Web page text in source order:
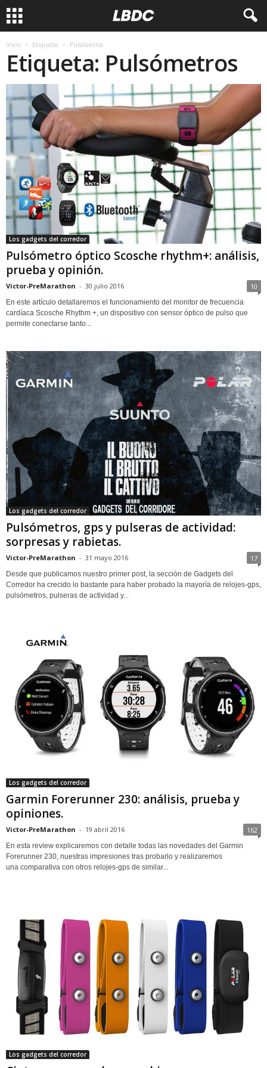
Inicio Etiquetas Pulsómetros
Etiqueta: Pulsómetros
Los gadgets del corredor
Pulsómetro óptico Scosche rhythm+: análisis,
prueba y opinión.
Victor-PreMarathon - 30 julio 2016 10
En este artículo detallaremos el funcionamiento del monitor de frecuencia
cardíaca Scosche Rhythm +, un dispositivo con sensor óptico de pulso que
permite conectarse tanto...
Los gadgets del corredor
Pulsómetros, gps y pulseras de actividad:
sorpresas y rabietas.
Victor-PreMarathon - 31 mayo 2016 17
Desde que publicamos nuestro primer post, la sección de Gadgets del
Corredor ha crecido lo bastante para haber probado la mayoría de relojes-gps,
pulsómetros, pulseras de actividad y...
Los gadgets del corredor
Garmin Forerunner 230: análisis, prueba y
opiniones.
Victor-PreMarathon - 19 abril 2016 162
En esta review explicaremos con detalle todas las novedades del Garmin
Forerunner 230, nuestras impresiones tras probarlo y realizaremos
una comparativa con otros relojes-gps de similar...
Los gadgets del corredor